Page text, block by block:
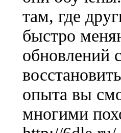
там, где
быстро
обновлений
опыта вы
многими